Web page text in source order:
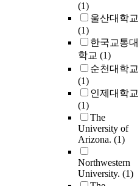
(1)
울산대학교
(1)
한국교통대
학교 (1)
순천대학교
(1)
인제대학교
(1)
The
University of
Arizona. (1)
Northwestern
University. (1)